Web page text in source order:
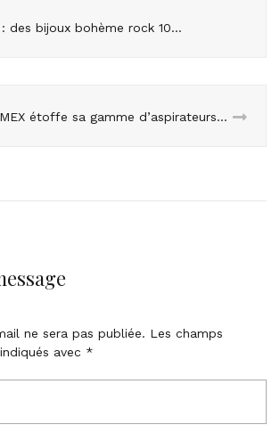
Black Soul : des bijoux bohème rock 100 % hand made
RIBIMEX étoffe sa gamme d’aspirateurs à cendres
ne sera pas publiée. Les champs
avec *